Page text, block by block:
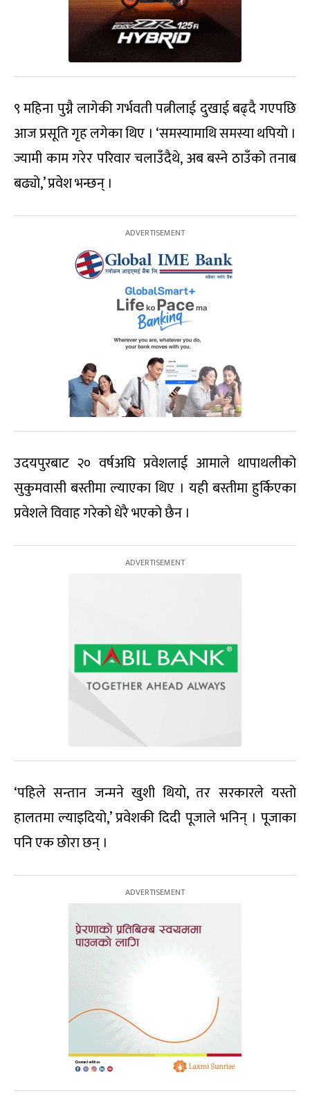
९ महिना पुग्नै लागेकी गर्भवती पत्नीलाई दुखाई बढ्दै गएपछि
आज प्रसूति गृह लगेका थिए । ‘समस्यामाथि समस्या थपियो ।
ज्यामी काम गरेर परिवार चलाउँदैथे, अब बस्ने ठाउँको तनाब
बढ्यो,’ प्रवेश भन्छन् ।
उदयपुरबाट २० वर्षअघि प्रवेशलाई आमाले थापाथलीको
सुकुमवासी बस्तीमा ल्याएका थिए । यही बस्तीमा हुर्किएका
प्रवेशले विवाह गरेको धेरै भएको छैन ।
‘पहिले सन्तान जन्मने खुशी थियो, तर सरकारले यस्तो
हालतमा ल्याइदियो,’ प्रवेशकी दिदी पूजाले भनिन् । पूजाका
पनि एक छोरा छन् ।